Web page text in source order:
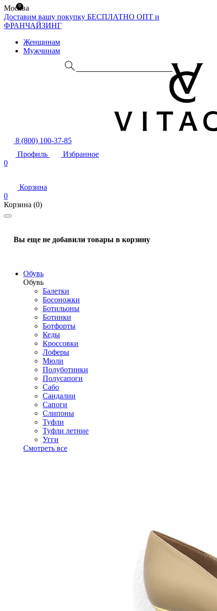
Москва
Доставим вашу покупку БЕСПЛАТНО ОПТ и
ФРАНЧАЙЗИНГ
Женщинам
Мужчинам
8 (800) 100-37-85
Профиль
Избранное
0
Корзина
0
Корзина (0)
Вы еще не добавили товары в корзину
Обувь
Обувь
Балетки
Босоножки
Ботильоны
Ботинки
Ботфорты
Кеды
Кроссовки
Лоферы
Мюли
Полуботинки
Полусапоги
Сабо
Сандалии
Сапоги
Слипоны
Туфли
Туфли летние
Угги
Смотреть все
0